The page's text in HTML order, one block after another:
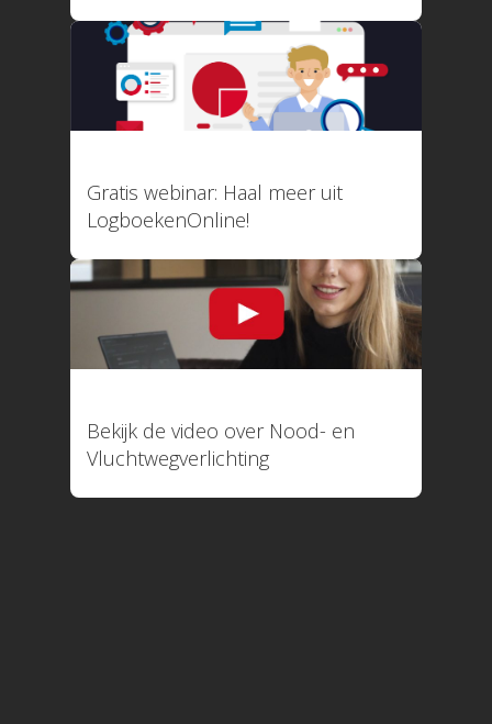
Gratis webinar: Haal meer uit
LogboekenOnline!
Bekijk de video over Nood- en
Vluchtwegverlichting
Applicatie is online!
Uptime afgelopen 30
100,000%
088 4566 000 (09:00 tot